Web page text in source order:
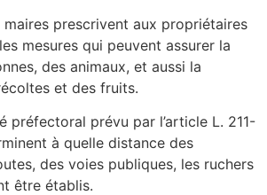
maires prescrivent aux propriétaires
mesures qui peuvent assurer la
des animaux, et aussi la
et des fruits.
préfectoral prévu par l’article L. 211-
à quelle distance des
des voies publiques, les ruchers
être établis.